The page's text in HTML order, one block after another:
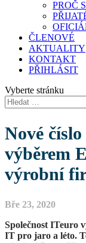
PROČ
ČLENOVÉ
AKTUALITY
KONTAKT
PŘIHLÁSIT
Vyberte stránku
Nové
výběrem
výrobní
Bře 23, 2020
Společnost ITeuro
IT pro jaro a léto.